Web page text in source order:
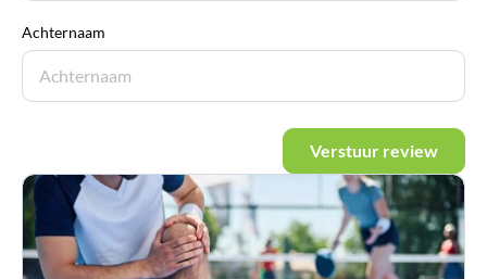
Achternaam
Verstuur review